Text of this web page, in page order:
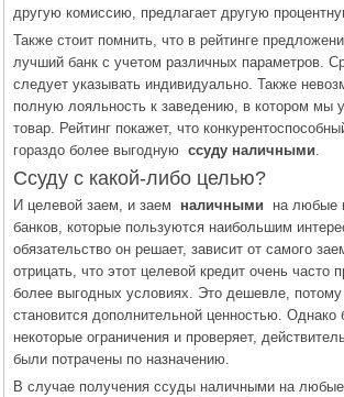
другую комиссию, предлагает другую
Также стоит помнить, что в рейтинге
лучший банк с учетом различных параметров.
следует указывать индивидуально. Также
полную лояльность к заведению, в котором мы
товар. Рейтинг покажет, что
гораздо более выгодную ссуду наличными
Ссуду с какой-либо целью?
И целевой заем, и заем наличными на любые
банков, которые пользуются наибольшим
обязательство он решает, зависит от самого
отрицать, что этот целевой кредит очень часто
более выгодных условиях. Это дешевле, потому
становится дополнительной ценностью. Однако
некоторые ограничения и проверяет,
были потрачены по назначению.
В случае получения ссуды наличными на